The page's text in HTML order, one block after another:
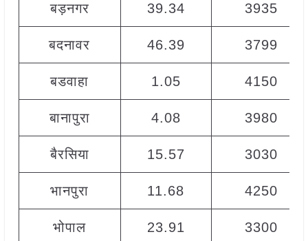
बड़नगर 39.34 3935
बदनावर 46.39 3799
बडवाहा 1.05 4150
बानापुरा 4.08 3980
बैरसिया 15.57 3030
भानपुरा 11.68 4250
भोपाल 23.91 3300